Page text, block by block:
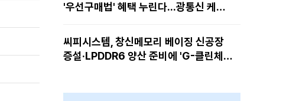
'우선구매법' 혜택 누린다...광통신 케이
씨피시스템, 창신메모리 베이징 신공장
증설·LPDDR6 양산 준비에 'G-클린체